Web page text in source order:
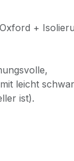
+
leicht
ist).